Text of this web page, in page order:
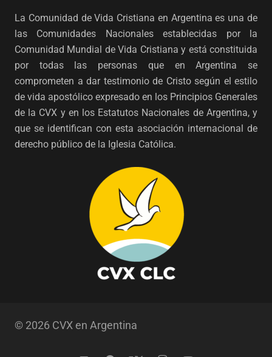
La Comunidad de Vida Cristiana en Argentina es una de
las Comunidades Nacionales establecidas por la
Comunidad Mundial de Vida Cristiana y está constituida
por todas las personas que en Argentina se
comprometen a dar testimonio de Cristo según el estilo
de vida apostólico expresado en los Principios Generales
de la CVX y en los Estatutos Nacionales de Argentina, y
que se identifican con esta asociación internacional de
derecho público de la Iglesia Católica.
© 2026 CVX en Argentina